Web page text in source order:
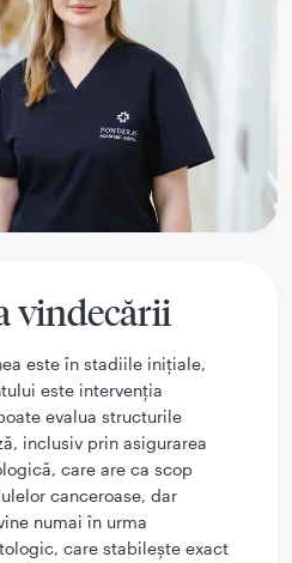
vindecării
este în stadiile inițiale,
este intervenția
evalua structurile
inclusiv prin asigurarea
care are ca scop
canceroase, dar
numai în urma
care stabilește exact